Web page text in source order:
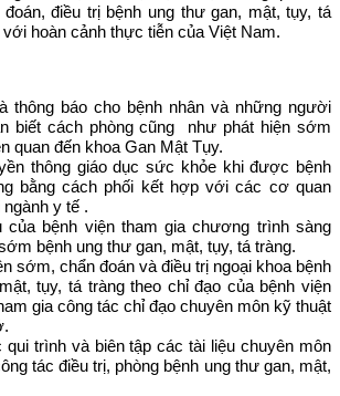
đoán, điều trị bệnh ung thư gan, mật, tụy, tá
hoàn cảnh thực tiễn của Việt Nam.
thông báo cho bệnh nhân và những người
biết cách phòng cũng như phát hiện sớm
quan đến khoa Gan Mật Tụy.
thông giáo dục sức khỏe khi được bệnh
bằng cách phối kết hợp với các cơ quan
y tế .
của bệnh viện tham gia chương trình sàng
bệnh ung thư gan, mật, tụy, tá tràng.
sớm, chẩn đoán và điều trị ngoại khoa bệnh
tụy, tá tràng theo chỉ đạo của bệnh viện
gia công tác chỉ đạo chuyên môn kỹ thuật
trình và biên tập các tài liệu chuyên môn
tác điều trị, phòng bệnh ung thư gan, mật,